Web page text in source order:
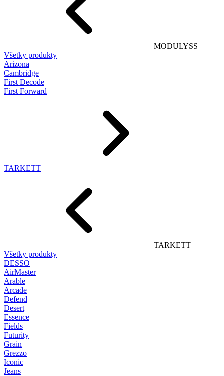
MODULYSS
Všetky produkty
Arizona
Cambridge
First Decode
First Forward
TARKETT
TARKETT
Všetky produkty
DESSO
AirMaster
Arable
Arcade
Defend
Desert
Essence
Fields
Futurity
Grain
Grezzo
Iconic
Jeans